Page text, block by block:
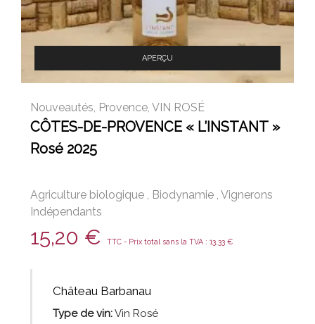
APERÇU
Nouveautés, Provence, VIN ROSÉ
CÔTES-DE-PROVENCE « L’INSTANT »
Rosé 2025
Agriculture biologique Biodynamie Vignerons
Indépendants
15,20 € TTC - Prix total sans la TVA : 13,33 €
Château Barbanau
Type de vin:Vin Rosé